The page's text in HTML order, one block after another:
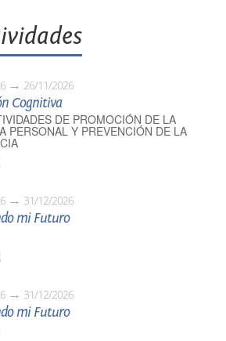
26/11/2026
Cognitiva
DE PROMOCIÓN DE LA
PERSONAL Y PREVENCIÓN DE LA
31/12/2026
mi Futuro
31/12/2026
mi Futuro